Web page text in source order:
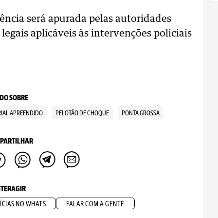
será apurada pelas autoridades
aplicáveis às intervenções policiais
SOBRE
APREENDIDO PELOTÃO DE CHOQUE PONTA GROSSA
NO WHATS FALAR COM A GENTE